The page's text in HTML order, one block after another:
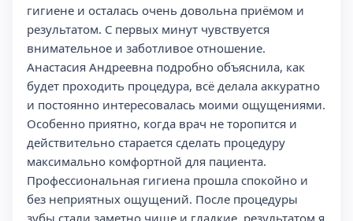
гигиене и осталась очень довольна приёмом и
результатом. С первых минут чувствуется
внимательное и заботливое отношение.
Анастасия Андреевна подробно объяснила, как
будет проходить процедура, всё делала аккуратно
и постоянно интересовалась моими ощущениями.
Особенно приятно, когда врач не торопится и
действительно старается сделать процедуру
максимально комфортной для пациента.
Профессиональная гигиена прошла спокойно и
без неприятных ощущений. После процедуры
зубы стали заметно чище и гладкие, результатом я